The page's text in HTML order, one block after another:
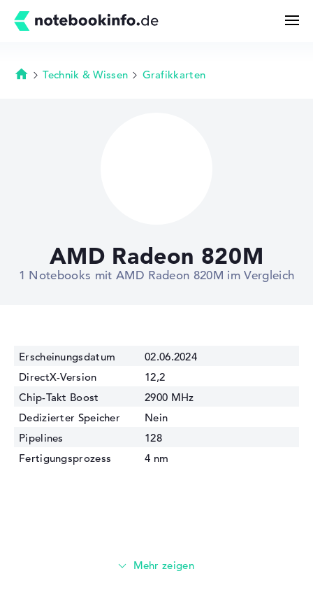
Deals
Startseite
Technik & Wissen Grafikkarten
AMD Radeon 820M
1 Notebooks mit AMD Radeon 820M im Vergleich
Erscheinungsdatum
02.06.2024
DirectX-Version
12,2
Chip-Takt Boost
2900 MHz
Dedizierter Speicher
Nein
Pipelines
128
Fertigungsprozess
4 nm